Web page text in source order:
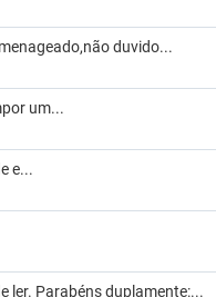
duvido...
um...
e...
ler. Parabéns duplamente:...